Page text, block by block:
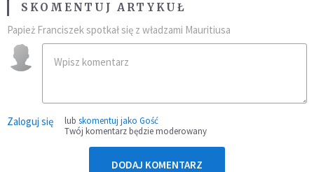
SKOMENTUJ ARTYKUŁ
Papież Franciszek spotkał się z władzami Mauritiusa
Zaloguj się lub skomentuj jako Gość
Twój komentarz będzie moderowany
DODAJ KOMENTARZ